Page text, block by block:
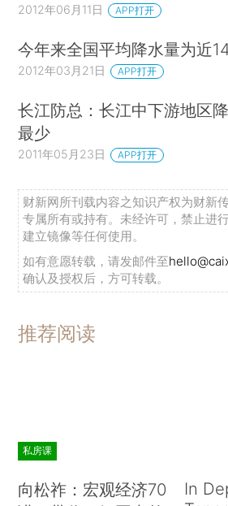
2012年06月11日 APP打开
今年来全国平均降水量为近
2012年03月21日 APP打开
长江防总：长江中下游地区
最少
2011年05月23日 APP打开
财新网所刊载内容之知识产权为财新
专属所有或持有。未经许可，禁止进
建立镜像等任何使用。
如有意愿转载，请发邮件至
确认及授权后，方可转载。
推荐阅读
私房课
向松祚：宏观经济70
In